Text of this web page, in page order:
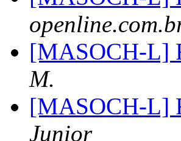
[MASOCH-L]
M.
[MASOCH-L]
Junior